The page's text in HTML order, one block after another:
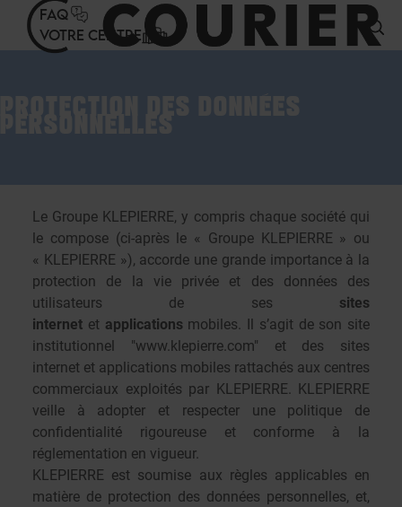
FAQ
VOTRE CENTRE
Le Groupe KLEPIERRE, y compris chaque société qui
le compose (ci-après le « Groupe KLEPIERRE » ou
« KLEPIERRE »), accorde une grande importance à la
protection de la vie privée et des données des
utilisateurs de ses sites
internet et applicationsmobiles. Il s’agit de son site
institutionnel "www.klepierre.com" et des sites
internet et applications mobiles rattachés aux centres
commerciaux exploités par KLEPIERRE. KLEPIERRE
veille à adopter et respecter une politique de
confidentialité rigoureuse et conforme à la
réglementation en vigueur.
KLEPIERRE est soumise aux règles applicables en
matière de protection des données personnelles, et,
Panneau de gestion des cookies